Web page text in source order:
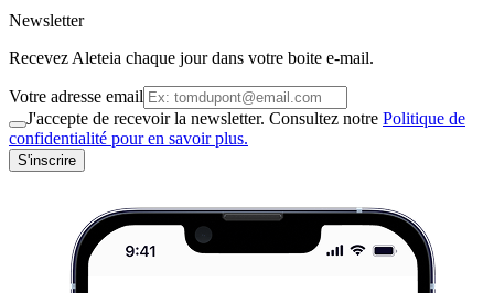
Newsletter
Recevez Aleteia chaque jour dans votre boite e-mail.
Votre adresse email
J'accepte de recevoir la newsletter. Consultez notre Politique de
confidentialité pour en savoir plus.
S'inscrire